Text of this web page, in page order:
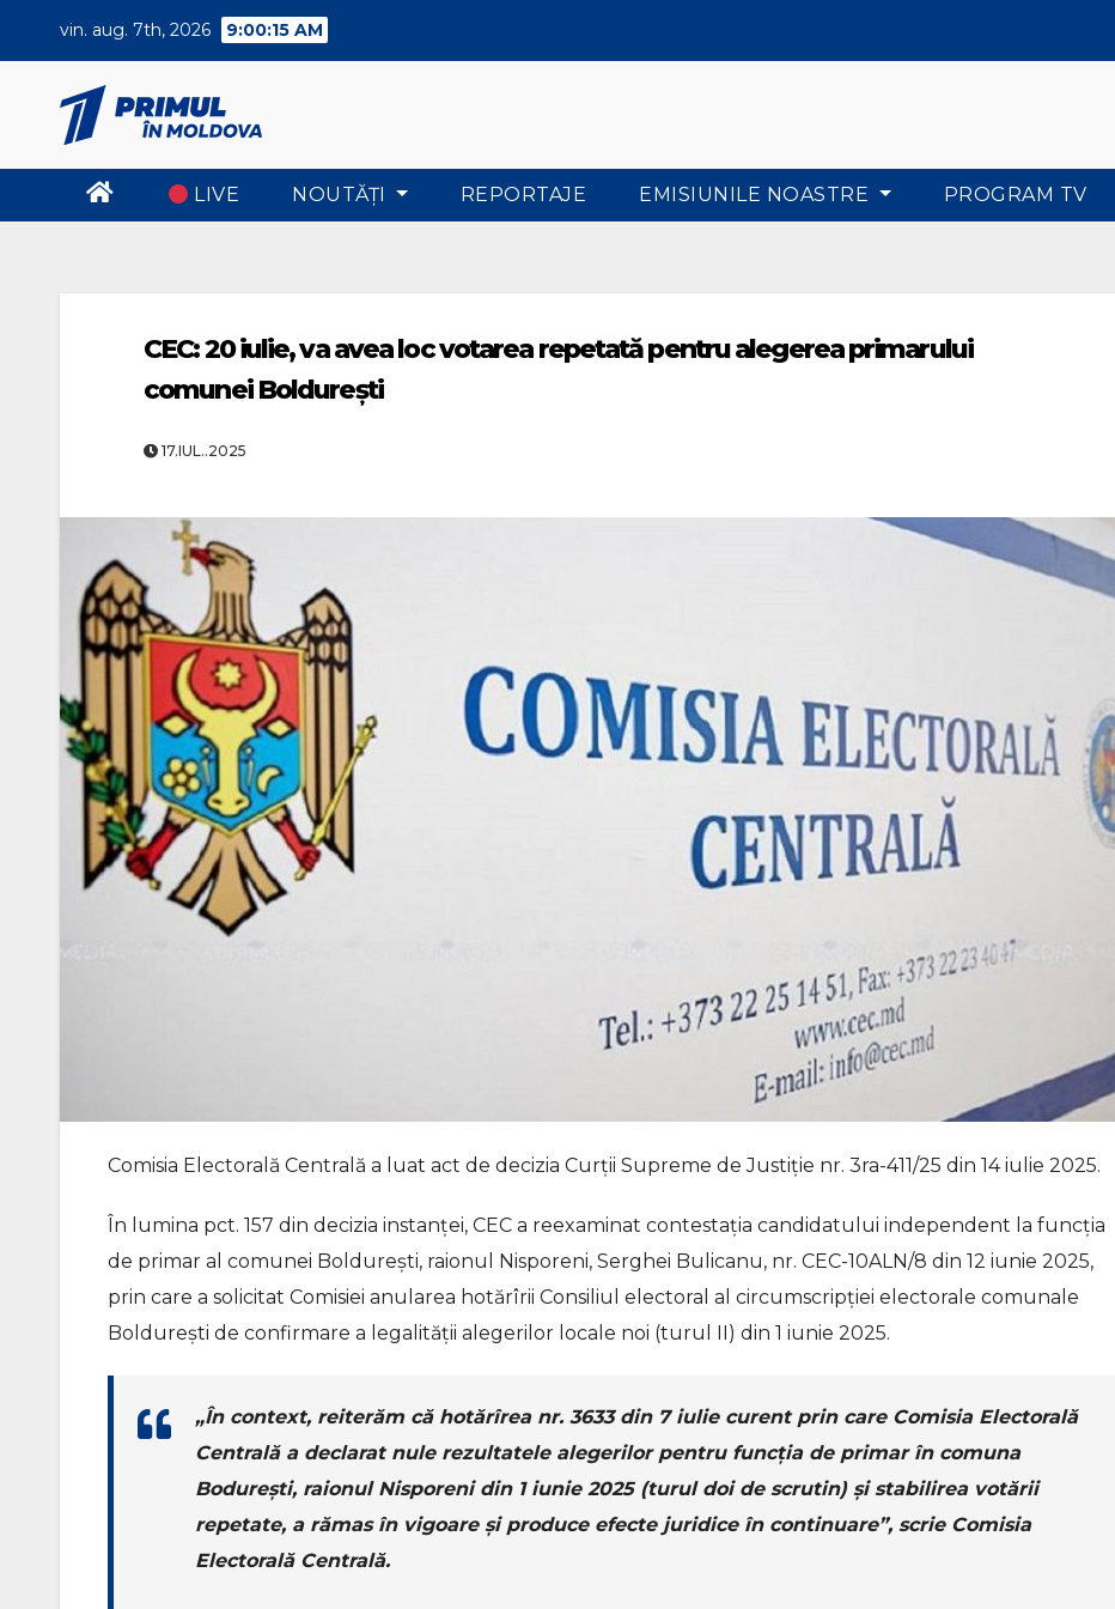
vin. aug. 7th, 2026 9:00:16 AM
LIVE NOUTĂŢI REPORTAJE EMISIUNILE NOASTRE PROGRAM TV
CEC: 20 iulie, va avea loc votarea repetată pentru alegerea primarului
comunei Boldurești
17.IUL..2025
Comisia Electorală Centrală a luat act de decizia Curții Supreme de Justiție nr. 3ra-411/25 din 14 iulie 2025.
În lumina pct. 157 din decizia instanței, CEC a reexaminat contestația candidatului independent la funcția
de primar al comunei Boldurești, raionul Nisporeni, Serghei Bulicanu, nr. CEC-10ALN/8 din 12 iunie 2025,
prin care a solicitat Comisiei anularea hotărîrii Consiliul electoral al circumscripției electorale comunale
Boldurești de confirmare a legalității alegerilor locale noi (turul II) din 1 iunie 2025.
„În context, reiterăm că hotărîrea nr. 3633 din 7 iulie curent prin care Comisia Electorală
Centrală a declarat nule rezultatele alegerilor pentru funcția de primar în comuna
Bodurești, raionul Nisporeni din 1 iunie 2025 (turul doi de scrutin) și stabilirea votării
repetate, a rămas în vigoare și produce efecte juridice în continuare”, scrie Comisia
Electorală Centrală.